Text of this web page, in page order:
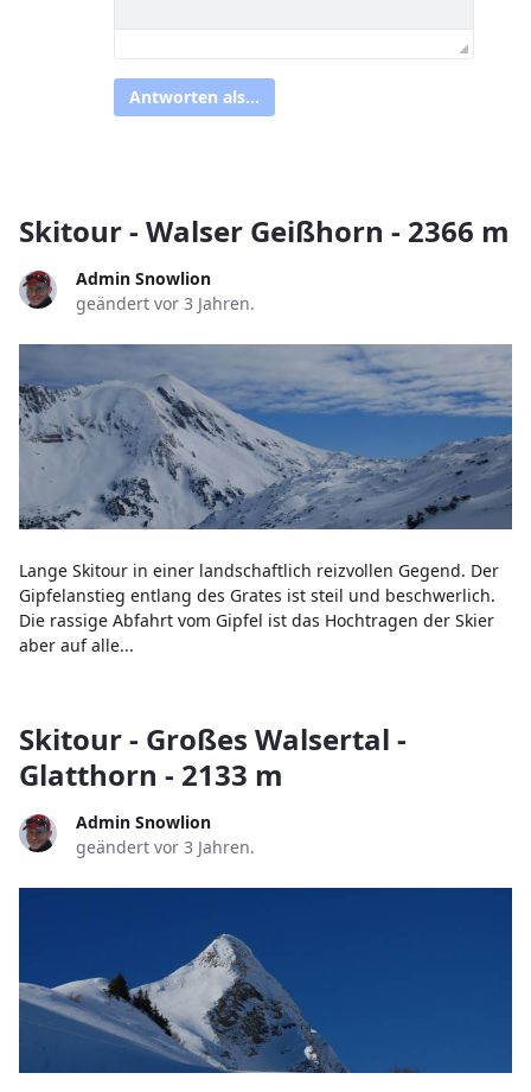
Antworten als...
Skitour - Walser Geißhorn - 2366 m
Admin Snowlion
geändert vor 3 Jahren.
Lange Skitour in einer landschaftlich reizvollen Gegend. Der
Gipfelanstieg entlang des Grates ist steil und beschwerlich.
Die rassige Abfahrt vom Gipfel ist das Hochtragen der Skier
aber auf alle...
Skitour - Großes Walsertal -
Glatthorn - 2133 m
Admin Snowlion
geändert vor 3 Jahren.